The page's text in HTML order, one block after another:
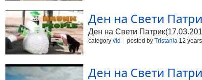
Ден на Свети
Ден на Свети
category vid posted by Tristania 12
Ден на Свети